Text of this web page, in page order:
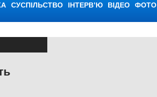
СУСПІЛЬСТВО ІНТЕРВ’Ю ВІДЕО ФОТО